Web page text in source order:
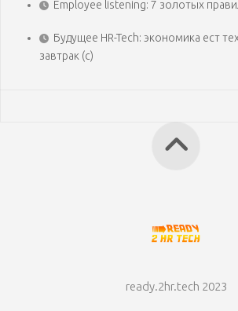
Employee listening: 7 золотых
Будущее HR-Tech: экономика ест
завтрак (с)
ready.2hr.tech 2023